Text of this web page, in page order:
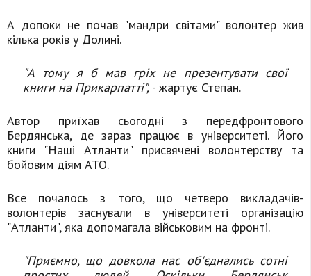
А допоки не почав "мандри світами" волонтер жив
кілька років у Долині.
"А тому я б мав гріх не презентувати свої
книги на Прикарпатті",- жартує Степан.
Автор приїхав сьогодні з передфронтового
Бердянська, де зараз працює в університеті. Його
книги "Наші Атланти" присвячені волонтерству та
бойовим діям АТО.
Все почалось з того, що четверо викладачів-
волонтерів заснували в університеті організацію
"Атланти", яка допомагала військовим на фронті.
"Приємно, що довкола нас об'єднались сотні